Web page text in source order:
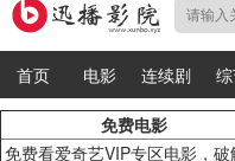
首页 电影 连续剧
免费电影
免费看爱奇艺VIP专区电影，破